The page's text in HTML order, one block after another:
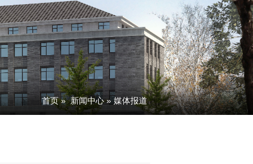
首页 » 新闻中心 » 媒体报道